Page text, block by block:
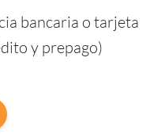
bancaria o tarjeta
y prepago)